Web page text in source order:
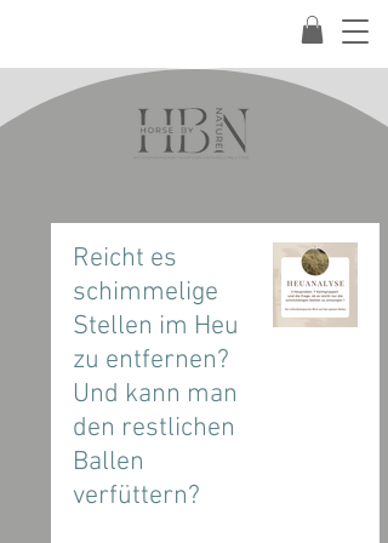
Reicht es
schimmelige
Stellen im Heu
zu entfernen?
Und kann man
den restlichen
Ballen
verfüttern?